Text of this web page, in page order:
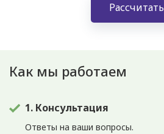
Рассчитать
Как мы работаем
1. Консультация
Ответы на ваши вопросы.